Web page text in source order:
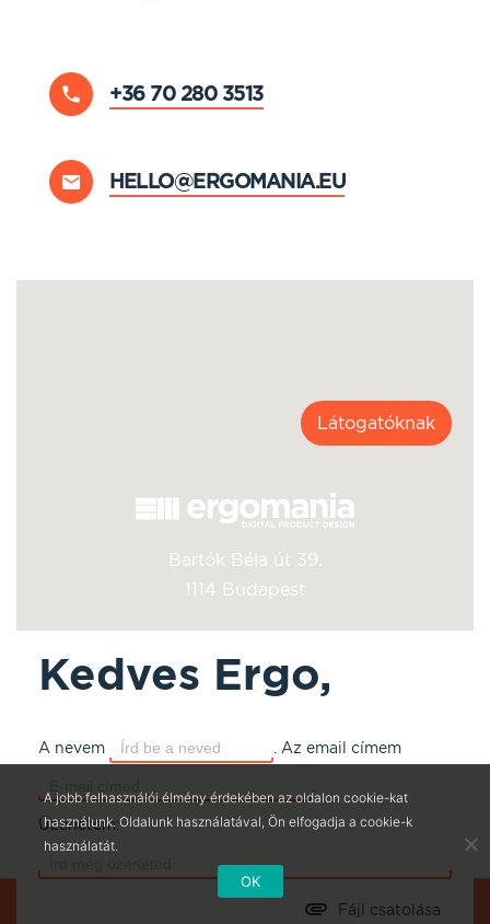
+36 70 280 3513
HELLO@ERGOMANIA.EU
Kedves Ergo,
A nevem Az email címem
Üzenetem:
Fájl csatolása
Bartók Béla út 39.
1114 Budapest
Látogatóknak
A jobb felhasználói élmény érdekében az oldalon cookie-kat
használunk. Oldalunk használatával, Ön elfogadja a cookie-k
használatát.
OK